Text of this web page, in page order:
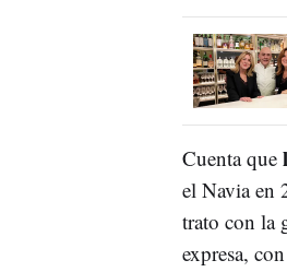
Cuenta que
el Navia en
trato con la
expresa,